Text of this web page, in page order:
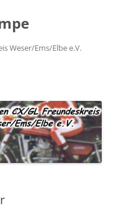
Weser/Ems/Elbe e.V.